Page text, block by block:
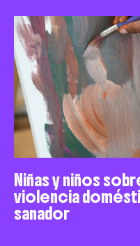
Niñas y niños
violencia
sanador